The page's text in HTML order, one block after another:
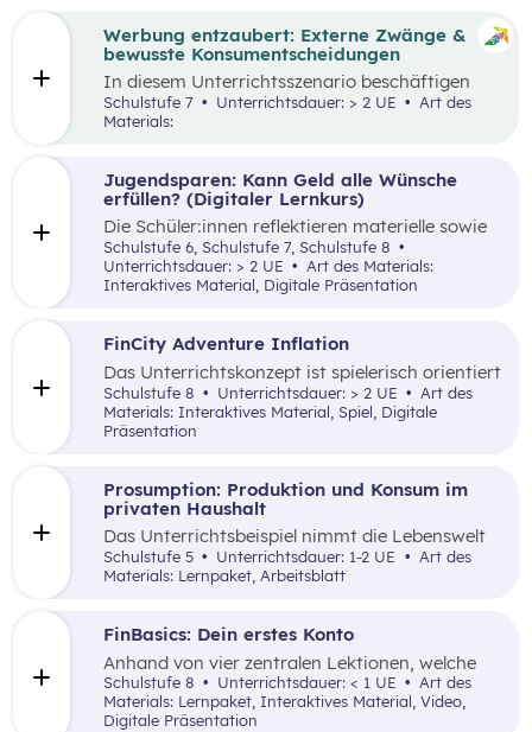
Jugendsparen: Kann Geld alle Wünsche
erfüllen? (Digitaler Lernkurs)
Die Schüler:innen reflektieren materielle sowie
immaterielle Bedürfnisse im Kontext von
Jugendbankkonten und analysieren dabei
verschiedene Jugendsparangebote in Form
Schulstufe 6, Schulstufe 7, Schulstufe 8
Unterrichtsdauer: > 2 UE
Art des Materials:
Interaktives Material, Digitale Präsentation
FinCity Adventure Inflation
Das Unterrichtskonzept ist spielerisch orientiert
und vermittelt den Schüler:innen wichtiges
Grundlagenwissen zur Inflation und wie sich
diese im alltäglichen Leben zeigt.
Schulstufe 8 Unterrichtsdauer: > 2 UE
Materials: Interaktives Material, Spiel, Digitale
Präsentation
Werbung entzaubert: Externe Zwänge &
bewusste Konsumentscheidungen
In diesem Unterrichtsszenario beschäftigen
sich die Schüler:innen mit den Themen
„Werbung“ und „Konsumentscheidungen“. Zu
Zentrum. Davon ausgehend werden
unterschiedliche externe Zwänge sowie Vor-
und Nachteile von Werbungen erarbeitet.
Schulstufe 7 Unterrichtsdauer: > 2 UE
Materials:
Prosumption: Produktion und Konsum im
privaten Haushalt
Das Unterrichtsbeispiel nimmt die Lebenswelt
der Schüler:innen zum Ausgangspunkt, um die
Begriffe „Konsum“, „Produktion“ und
Schulstufe 5 Unterrichtsdauer: 1-2 UE
Materials: Lernpaket, Arbeitsblatt
FinBasics: Dein erstes Konto
Anhand von vier zentralen Lektionen, welche
interaktive Elemente nutzen, werden den
Schüler:innen wesentliche Inhalte zu den
unterschiedlichen Funktionen und dem Nutzen
Schulstufe 8 Unterrichtsdauer: < 1 UE
Art des
Materials: Lernpaket, Interaktives Material, Video,
Digitale Präsentation